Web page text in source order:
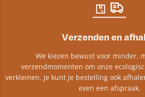
Verzenden en
We kiezen bewust voor minder,
verzendmomenten om onze
verkleinen. Je kunt je bestelling ook
even een afspraak.